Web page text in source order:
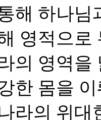
해 하나
영적으
의 영역
한 몸을
라의 위